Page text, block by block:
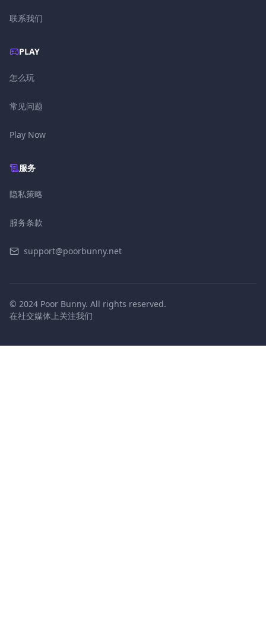
联系我们
PLAY
怎么玩
常见问题
Play Now
服务
隐私策略
服务条款
support@poorbunny.net
© 2024 Poor Bunny. All rights reserved.
在社交媒体上关注我们